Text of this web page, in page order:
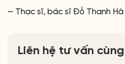
— Thạc sĩ, bác sĩ Đỗ Thanh
Liên hệ tư vấn